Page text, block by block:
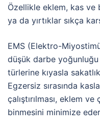
Özellikle eklem, kas ve
ya da yırtıklar sıkça
EMS (Elektro-
düşük darbe
türlerine kıyasla
Egzersiz sırasında
çalıştırılması, eklem
binmesini minimize